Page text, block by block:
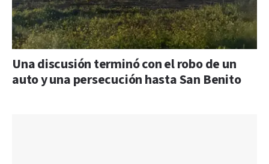
Una discusión terminó con el robo de un
auto y una persecución hasta San Benito